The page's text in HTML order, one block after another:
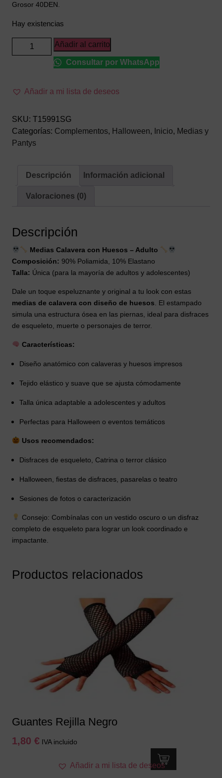
Grosor 40DEN.
Hay existencias
Medias
Calavera
adulto
Añadir al carrito
Consultar por WhatsApp
Añadir a mi lista de deseos
SKU: T15991SG
Categorías: Complementos, Halloween, Inicio, Medias y
Pantys
Descripción Información adicional
Valoraciones (0)
Descripción
Medias Calavera con Huesos – Adulto
Composición: 90% Poliamida, 10% Elastano
Talla: Única (para la mayoría de adultos y adolescentes)
Dale un toque espeluznante y original a tu look con estas
medias de calavera con diseño de huesos . El estampado
simula una estructura ósea en las piernas, ideal para disfraces
de esqueleto, muerte o personajes de terror.
Características:
Diseño anatómico con calaveras y huesos impresos
Tejido elástico y suave que se ajusta cómodamente
Talla única adaptable a adolescentes y adultos
Perfectas para Halloween o eventos temáticos
Usos recomendados:
Disfraces de esqueleto, Catrina o terror clásico
Halloween, fiestas de disfraces, pasarelas o teatro
Sesiones de fotos o caracterización
Consejo: Combínalas con un vestido oscuro o un disfraz
completo de esqueleto para lograr un look coordinado e
impactante.
Productos relacionados
Guantes Rejilla Negro
1,80 € IVA incluido
Añadir a mi lista de deseos